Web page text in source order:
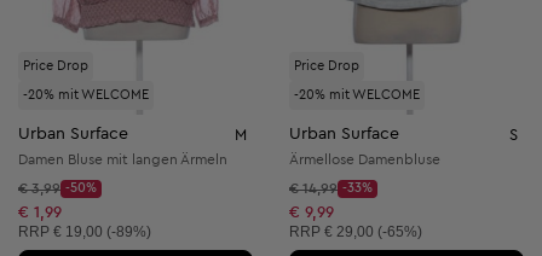
Price Drop
-20% mit WELCOME
Urban Surface M
Damen Bluse mit langen Ärmeln
Startpreis:
€ 3,99
Discount Price:
-50%
Reduzierter Preis:
€ 1,99
Unverbindliche Preisempfehlung:
RRP € 19,00 (-89%)
Price Drop
-20% mit WELCOME
Urban Surface S
Ärmellose Damenbluse
Startpreis:
€ 14,99
Discount Price:
-33%
Reduzierter Preis:
€ 9,99
Unverbindliche Preisempfehlung:
RRP € 29,00 (-65%)